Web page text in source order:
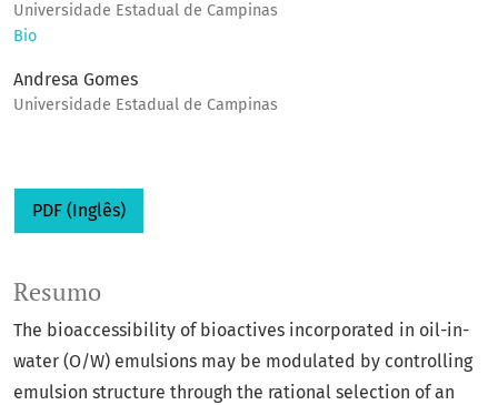
Universidade Estadual de Campinas
Bio
Andresa Gomes
Universidade Estadual de Campinas
PDF (Inglês)
Resumo
The bioaccessibility of bioactives incorporated in oil-in-
water (O/W) emulsions may be modulated by controlling
emulsion structure through the rational selection of an